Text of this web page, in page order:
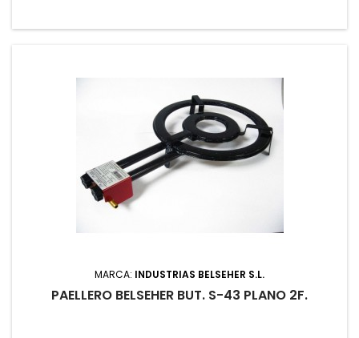
MARCA: INDUSTRIAS BELSEHER S.L.
PAELLERO BELSEHER BUT. S-43 PLANO 2F.